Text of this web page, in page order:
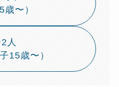
歳〜）
人
15歳〜）